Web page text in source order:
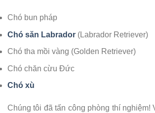
Chó bun pháp
Chó săn Labrador (Labrador Retriever)
Chó tha mồi vàng (Golden Retriever)
Chó chăn cừu Đức
Chó xù
Chúng tôi đã tấn công phòng thí nghiệm!